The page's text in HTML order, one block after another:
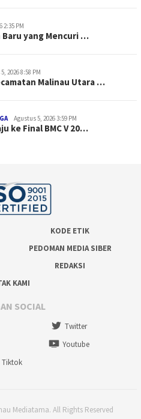
2:35 PM
yang Mencuri …
2026 8:58 PM
Malinau Utara …
Agustus 5, 2026 3:59 PM
ke Final BMC V 20…
KODE ETIK
PEDOMAN MEDIA SIBER
REDAKSI
KAMI
SOCIAL
Twitter
Youtube
Tiktok
Mediatama. All Rights Reserved